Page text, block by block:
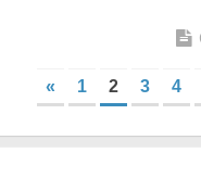
« 1 2 3 4